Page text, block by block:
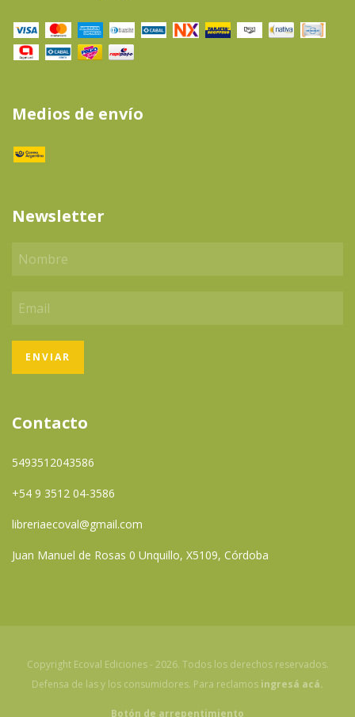
Medios de envío
Newsletter
Contacto
5493512043586
+54 9 3512 04-3586
libreriaecoval@gmail.com
Juan Manuel de Rosas 0 Unquillo, X5109, Córdoba
Copyright Ecoval Ediciones - 2026. Todos los derechos reservados.
Defensa de las y los consumidores. Para reclamos ingresá acá.
Botón de arrepentimiento